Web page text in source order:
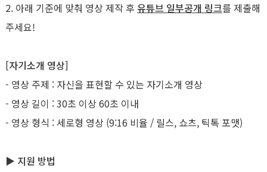
2. 아래 기준에 맞춰 영상 제작 후 유튜브 일부공개 링크를 제출해
주세요!
[자기소개 영상]
- 영상 주제 : 자신을 표현할 수 있는 자기소개 영상
- 영상 길이 : 30초 이상 60초 이내
- 영상 형식 : 세로형 영상 (9:16 비율 / 릴스, 쇼츠, 틱톡 포맷)
▶ 지원 방법